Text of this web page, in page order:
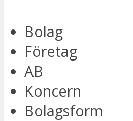
Bolag
Företag
AB
Koncern
Bolagsform